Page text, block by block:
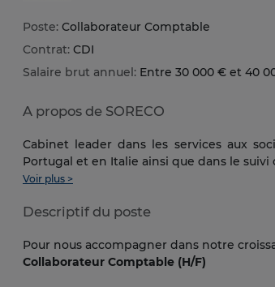
Poste: Collaborateur Comptable
Contrat: CDI
Salaire brut annuel: Entre 30 000 € et 40
A propos de SORECO
Cabinet leader dans les services aux
Portugal et en Italie ainsi que dans le suivi
Voir plus >
Descriptif du poste
Pour nous accompagner dans notre
Collaborateur Comptable (H/F)